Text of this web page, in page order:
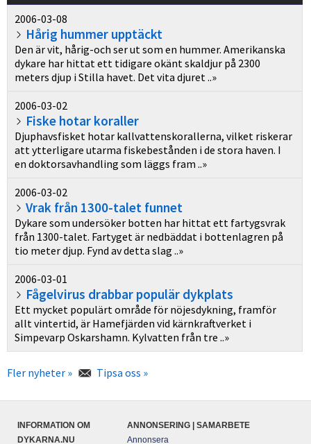
2006-03-08
Hårig hummer upptäckt
Den är vit, hårig-och ser ut som en hummer. Amerikanska
dykare har hittat ett tidigare okänt skaldjur på 2300
meters djup i Stilla havet. Det vita djuret ..»
2006-03-02
Fiske hotar koraller
Djuphavsfisket hotar kallvattenskorallerna, vilket riskerar
att ytterligare utarma fiskebestånden i de stora haven. I
en doktorsavhandling som läggs fram ..»
2006-03-02
Vrak från 1300-talet funnet
Dykare som undersöker botten har hittat ett fartygsvrak
från 1300-talet. Fartyget är nedbäddat i bottenlagren på
tio meter djup. Fynd av detta slag ..»
2006-03-01
Fågelvirus drabbar populär dykplats
Ett mycket populärt område för nöjesdykning, framför
allt vintertid, är Hamefjärden vid kärnkraftverket i
Simpevarp Oskarshamn. Kylvatten från tre ..»
Fler nyheter » Tipsa oss »
INFORMATION OM
DYKARNA.NU
ANNONSERING | SAMARBETE
Annonsera